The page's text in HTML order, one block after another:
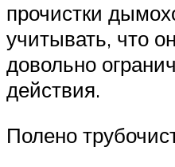
прочистки
учитывать, что
довольно
действия.
Полено